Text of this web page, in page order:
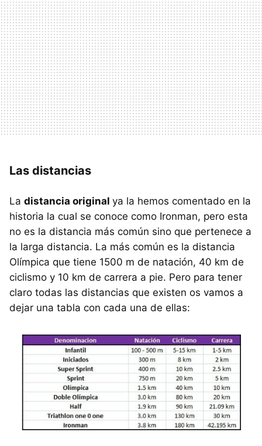
Las distancias
La distancia original ya la hemos comentado en la
historia la cual se conoce como Ironman, pero esta
no es la distancia más común sino que pertenece a
la larga distancia. La más común es la distancia
Olímpica que tiene 1500 m de natación, 40 km de
ciclismo y 10 km de carrera a pie. Pero para tener
claro todas las distancias que existen os vamos a
dejar una tabla con cada una de ellas: